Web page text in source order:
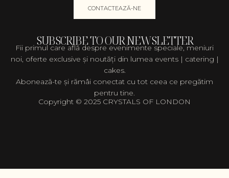
CONTACTEAZĂ-NE
SUBSCRIBE TO OUR NEWSLETTER
Fii primul care află despre evenimente speciale, meniuri
noi, oferte exclusive și noutăți din lumea events | catering |
cakes.
Abonează-te și rămâi conectat cu tot ceea ce pregătim
pentru tine.
Copyright © 2025 CRYSTALS OF LONDON